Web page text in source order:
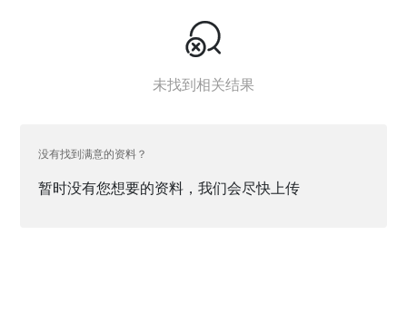

未找到相关结果
没有找到满意的资料？
暂时没有您想要的资料，我们会尽快上传